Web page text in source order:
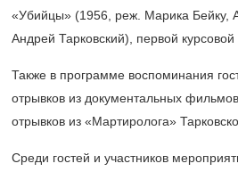
«Убийцы» (1956, реж. Марика Бейку,
Андрей Тарковский), первой курсовой
Также в программе воспоминания
отрывков из документальных
отрывков из «Мартиролога»
Среди гостей и участников